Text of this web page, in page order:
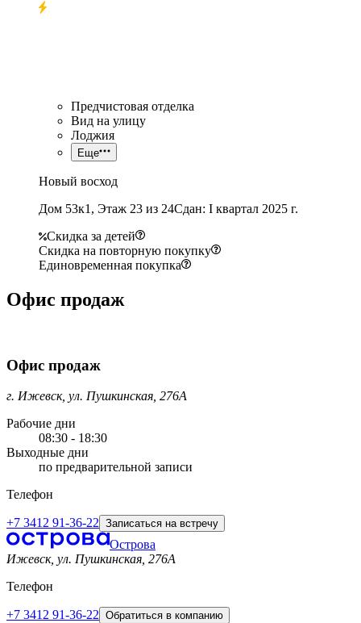
Предчистовая отделка
Вид на улицу
Лоджия
Еще
Новый восход
Дом 53к1, Этаж 23 из 24Сдан: I квартал 2025 г.
Скидка за детей
Скидка на повторную покупку
Единовременная покупка
Офис продаж
Офис продаж
г. Ижевск, ул. Пушкинская, 276А
Рабочие дни
08:30 - 18:30
Выходные дни
по предварительной записи
Телефон
+7 3412 91-36-22 Записаться на встречу
Острова
Ижевск, ул. Пушкинская, 276A
Телефон
+7 3412 91-36-22 Обратиться в компанию